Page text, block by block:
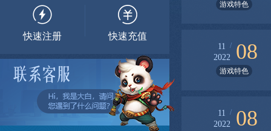
快速注册 快速充值
游戏特色
11
2022
08
/
游戏特色
11
2022
08
/